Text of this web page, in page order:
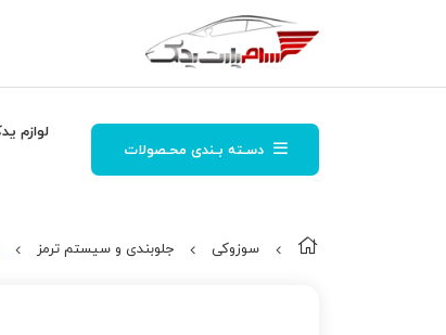
دسـته بـندی محـصولات
لوازم
سوزوکی جلوبندی و سیستم ترمز